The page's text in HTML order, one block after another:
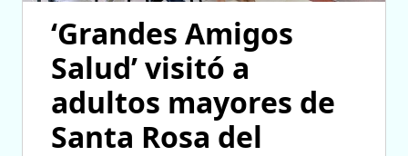
‘Grandes Amigos
Salud’ visitó a
adultos mayores de
Santa Rosa del